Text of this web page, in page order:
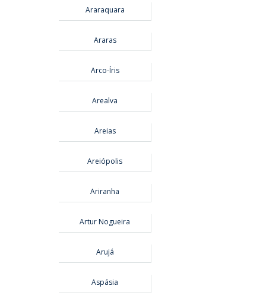
Araraquara
Araras
Arco-Íris
Arealva
Areias
Areiópolis
Ariranha
Artur Nogueira
Arujá
Aspásia